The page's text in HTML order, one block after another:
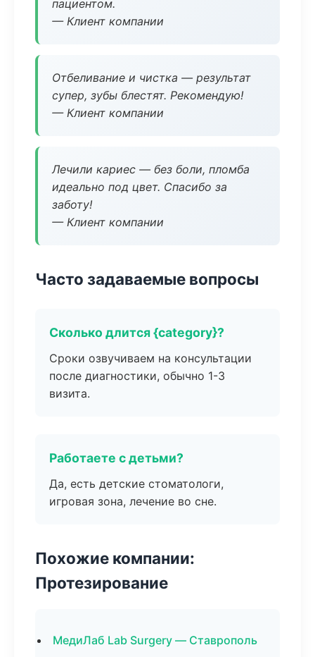
пациентом.
— Клиент компании
Отбеливание и чистка — результат
супер, зубы блестят. Рекомендую!
— Клиент компании
Лечили кариес — без боли, пломба
идеально под цвет. Спасибо за
заботу!
— Клиент компании
Часто задаваемые вопросы
Сколько длится {category}?
Сроки озвучиваем на консультации
после диагностики, обычно 1-3
визита.
Работаете с детьми?
Да, есть детские стоматологи,
игровая зона, лечение во сне.
Похожие компании:
Протезирование
МедиЛаб Lab Surgery — Ставрополь